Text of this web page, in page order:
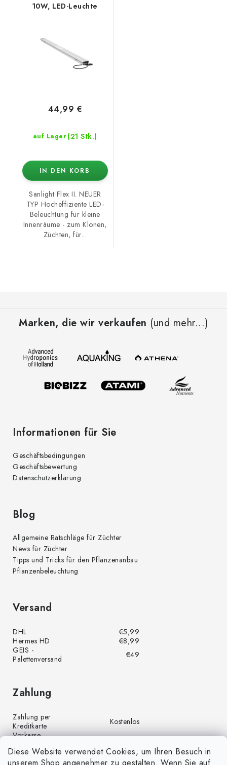
Diese Website verwendet Cookies, um Ihren Besuch in
10W, LED-Leuchte
auf Lager (21 Stk.)
44,99 €
IN DEN KORB
Sanlight Flex II. NEUER
TYP Hocheffiziente LED-
Beleuchtung für kleine
Innenräume - zum Klonen,
Züchten, für...
Marken, die wir verkaufen (und mehr...)
Informationen für Sie
Geschäftsbedingungen
Geschäftsbewertung
Datenschutzerklärung
Blog
Allgemeine Ratschläge für Züchter
News für Züchter
Tipps und Tricks für den Pflanzenanbau
Pflanzenbeleuchtung
Versand
DHL
€5,99
Hermes HD
€8,99
GEIS -
Palettenversand
€49
Zahlung
Zahlung per
Kreditkarte
Kostenlos
Vorkasse
Zahlung per PayPal
Kostenlos
Nachnahme
€4,00